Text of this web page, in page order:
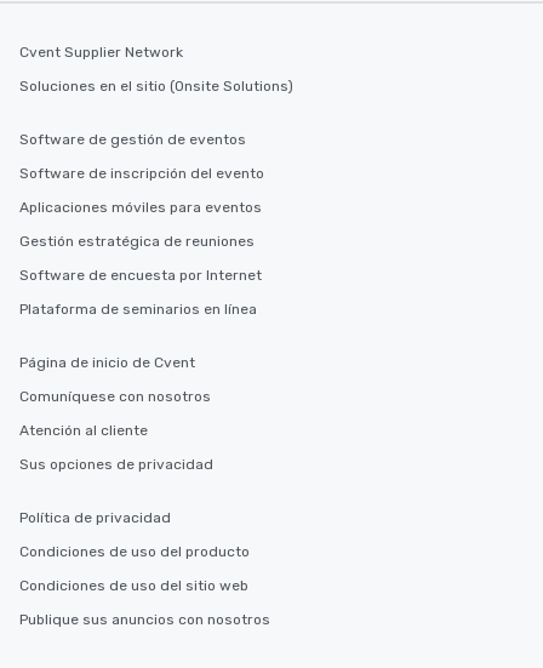
Cvent Supplier Network
Soluciones en el sitio (Onsite Solutions)
Software de gestión de eventos
Software de inscripción del evento
Aplicaciones móviles para eventos
Gestión estratégica de reuniones
Software de encuesta por Internet
Plataforma de seminarios en línea
Página de inicio de Cvent
Comuníquese con nosotros
Atención al cliente
Sus opciones de privacidad
Política de privacidad
Condiciones de uso del producto
Condiciones de uso del sitio web
Publique sus anuncios con nosotros